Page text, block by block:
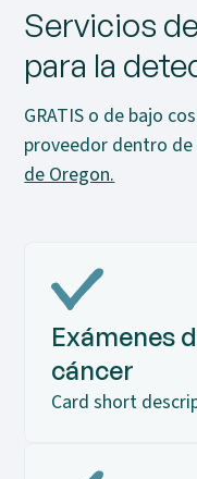
Servicios
para la
GRATIS o de bajo
proveedor dentro
de Oregon.
Exámenes
cáncer
Card short